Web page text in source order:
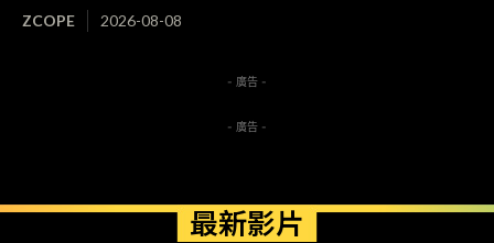
ZCOPE 2026-08-08
- 廣告 -
- 廣告 -
最新影片